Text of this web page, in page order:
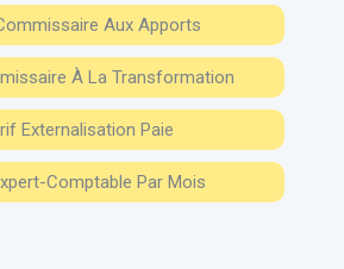
Aux Apports
À La Transformation
Externalisation Paie
Comptable Par Mois